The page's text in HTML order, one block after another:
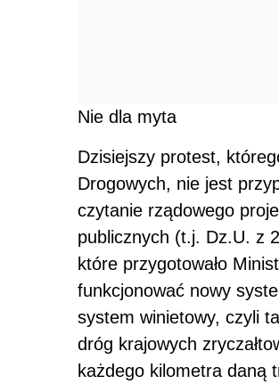
Nie dla myta
Dzisiejszy protest,
Drogowych, nie jest
czytanie rządowego
publicznych (t.j. Dz.U. z
które przygotowało
funkcjonować nowy
system winietowy, czyli
dróg krajowych
każdego kilometra daną